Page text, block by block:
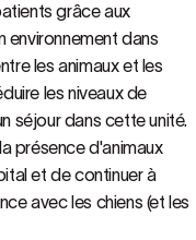
grâce aux
environnement dans
les animaux et les
les niveaux de
séjour dans cette unité.
présence d'animaux
et de continuer à
avec les chiens (et les